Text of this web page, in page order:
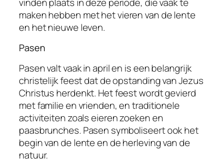
maken hebben met het vieren van de lente
en het nieuwe leven.
Pasen
Pasen valt vaak in april en is een belangrijk
christelijk feest dat de opstanding van Jezus
Christus herdenkt. Het feest wordt gevierd
met familie en vrienden, en traditionele
activiteiten zoals eieren zoeken en
paasbrunches. Pasen symboliseert ook het
begin van de lente en de herleving van de
natuur.